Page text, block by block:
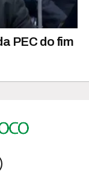
PEC do fim